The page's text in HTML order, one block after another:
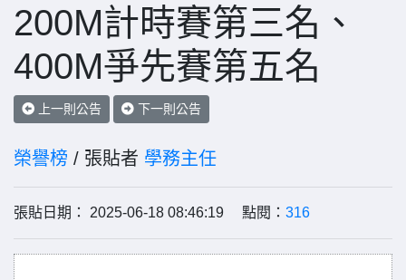
200M計時賽第三名、
400M爭先賽第五名
上一則公告 下一則公告
榮譽榜 / 張貼者 學務主任
張貼日期： 2025-06-18 08:46:19 點閱： 316